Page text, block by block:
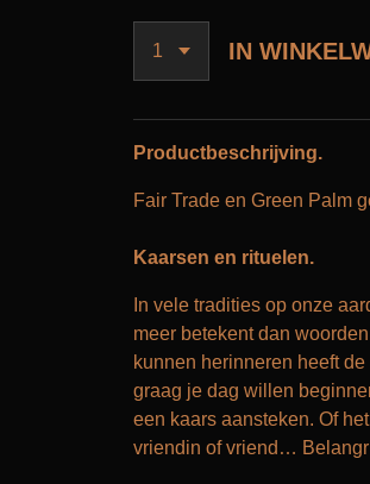
IN
Productbeschrijving.
Fair Trade en Green Palm
Kaarsen en rituelen.
In vele tradities op onze
meer betekent dan
kunnen herinneren heeft
graag je dag willen
een kaars aansteken. Of
vriendin of vriend…